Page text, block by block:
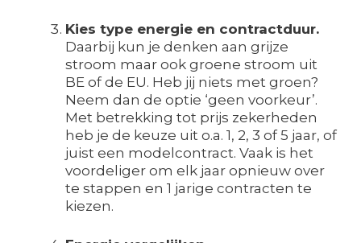
Kies type energie en contractduur.
Daarbij kun je denken aan grijze
stroom maar ook groene stroom uit
BE of de EU. Heb jij niets met groen?
Neem dan de optie ‘geen voorkeur’.
Met betrekking tot prijs zekerheden
heb je de keuze uit o.a. 1, 2, 3 of 5 jaar, of
juist een modelcontract. Vaak is het
voordeliger om elk jaar opnieuw over
te stappen en 1 jarige contracten te
kiezen.